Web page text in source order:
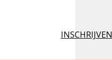
INSCHRIJVEN